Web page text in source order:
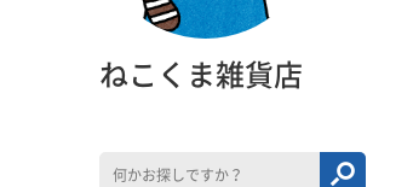
ねこくま雑貨店